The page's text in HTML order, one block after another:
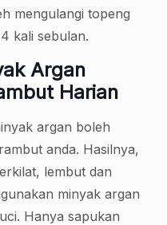
mengulangi topeng
kali sebulan.
Argan
Harian
argan boleh
anda. Hasilnya,
lembut dan
minyak argan
Hanya sapukan